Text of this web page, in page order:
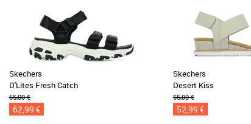
Skechers
D'Lites Fresh Catch
65,00 €
62,99 €
Skechers
Desert Kiss
55,00 €
52,99 €